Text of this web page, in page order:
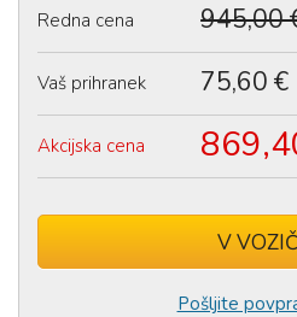
Redna cena 945,00
Vaš prihranek 75,60 €
Akcijska cena
V
Izdelek ste uspešno
Pošljite